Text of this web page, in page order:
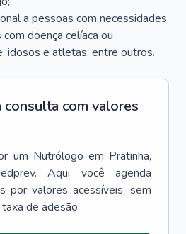
a pessoas com necessidades
doença celíaca ou
idosos e atletas, entre outros.
com valores
um Nutrólogo em Pratinha,
Aqui você agenda
por valores acessíveis, sem
de adesão.